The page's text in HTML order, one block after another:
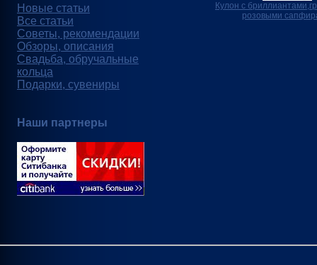
Новые статьи
Все статьи
Советы, рекомендации
Обзоры, описания
Свадьба, обручальные
кольца
Подарки, сувениры
Наши партнеры
Кулон с
розовыми